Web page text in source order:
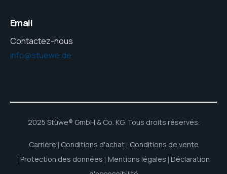
Email
Contactez-nous
info@stuewe.de
2025 Stüwe® GmbH & Co. KG. Tous droits réservés.
Carrière Conditions d'achat Conditions de vente
Protection des données
Mentions légales Déclaration